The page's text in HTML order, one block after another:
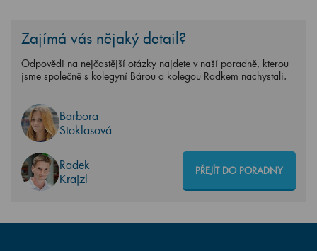
Zajímá vás nějaký detail?
Odpovědi na nejčastější otázky najdete v naší poradně, kterou
jsme společně s kolegyní Bárou a kolegou Radkem nachystali.
Barbora
Stoklasová
Radek
Krajzl
PŘEJÍT DO PORADNY